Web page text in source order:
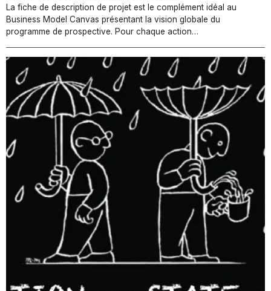
La fiche de description de projet est le complément idéal au
Business Model Canvas présentant la vision globale du
programme de prospective. Pour chaque action…